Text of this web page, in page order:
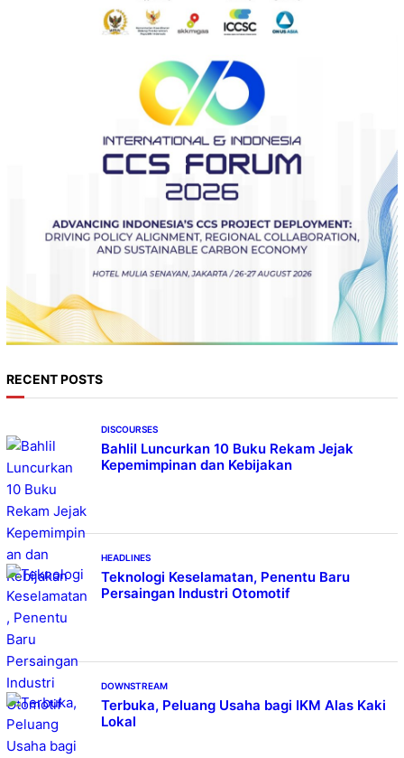
RECENT POSTS
DISCOURSES
Bahlil Luncurkan 10 Buku Rekam Jejak
Kepemimpinan dan Kebijakan
HEADLINES
Teknologi Keselamatan, Penentu Baru
Persaingan Industri Otomotif
DOWNSTREAM
Terbuka, Peluang Usaha bagi IKM Alas Kaki
Lokal